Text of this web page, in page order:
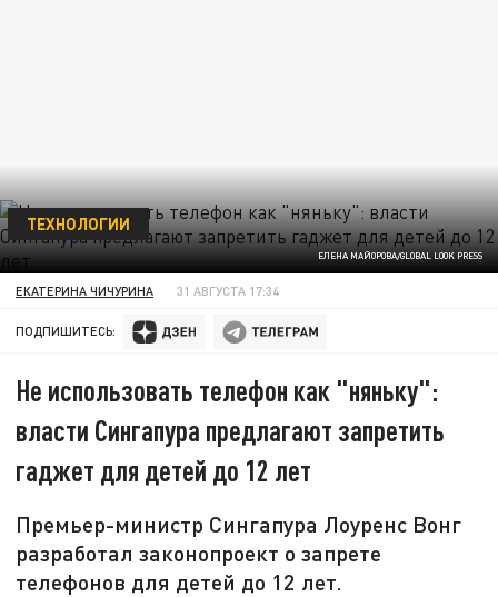
ЕЛЕНА МАЙОРОВА/GLOBAL LOOK PRESS
ТЕХНОЛОГИИ
ЕКАТЕРИНА ЧИЧУРИНА 31 АВГУСТА 17:34
ПОДПИШИТЕСЬ:
Не использовать телефон как "няньку":
власти Сингапура предлагают запретить
гаджет для детей до 12 лет
Премьер-министр Сингапура Лоуренс Вонг
разработал законопроект о запрете
телефонов для детей до 12 лет.